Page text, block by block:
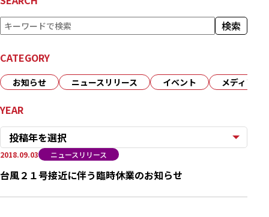
検
索 検索
CATEGORY
お知らせ ニュースリリース イベント メディア
YEAR
投稿年を選択
台風２１号接近に伴う臨時休業のお知らせ
2018.09.03 ニュースリリース